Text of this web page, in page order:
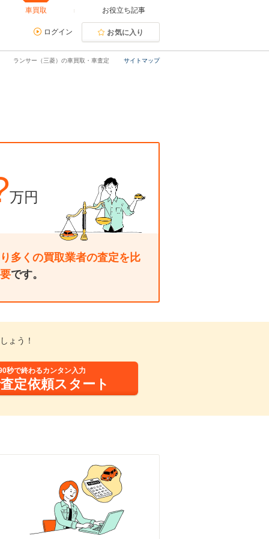
車買取 お役立ち記事
ログイン お気に入り
サイトマップ
ランサー（三菱）の車買取・車査定
万円
多くの買取業者の査定を比
です。
ょう！
秒で終わるカンタン入力
定依頼スタート